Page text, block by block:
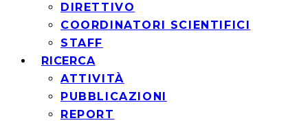
DIRETTIVO
COORDINATORI SCIENTIFICI
STAFF
RICERCA
ATTIVITÀ
PUBBLICAZIONI
REPORT